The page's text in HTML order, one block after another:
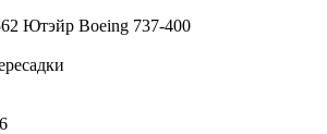
Ютэйр Boeing 737-400